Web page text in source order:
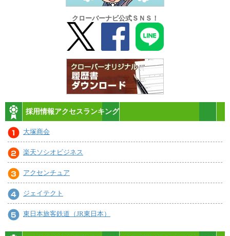
クローバーナビ公式ＳＮＳ！
採用情報アクセスランキング
大塚商会
楽天ソシオビジネス
アクセンチュア
ジェイテクト
東日本旅客鉄道（JR東日本）